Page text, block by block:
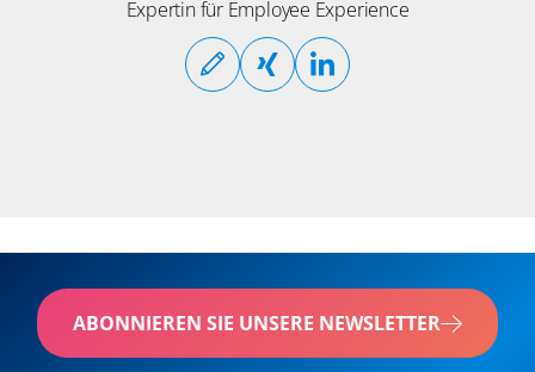
Expertin für Employee Experience
ABONNIEREN SIE UNSERE NEWSLETTER